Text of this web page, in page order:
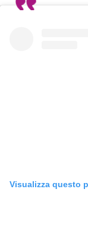
Visualizza questo